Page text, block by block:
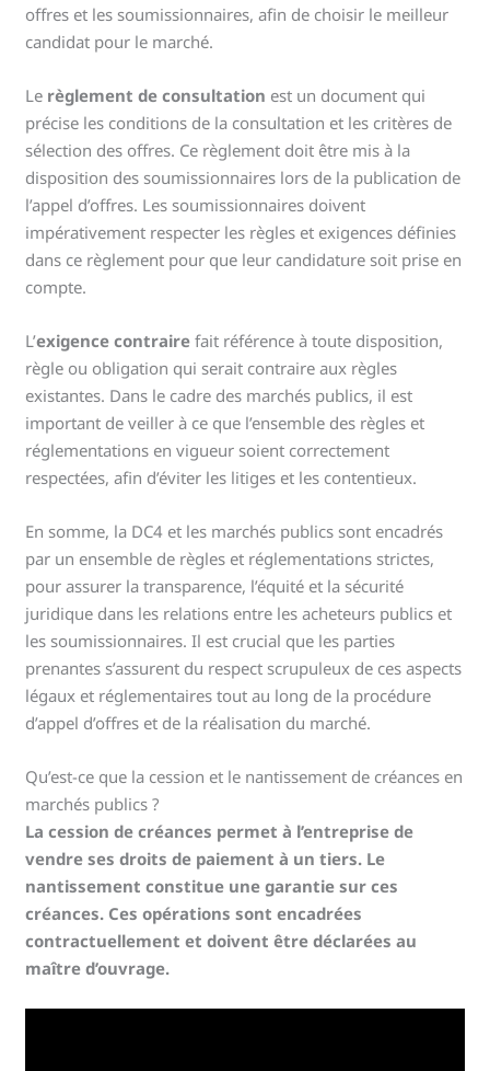
offres et les soumissionnaires, afin de choisir le meilleur
candidat pour le marché.
Le règlement de consultation est un document qui
précise les conditions de la consultation et les critères de
sélection des offres. Ce règlement doit être mis à la
disposition des soumissionnaires lors de la publication de
l’appel d’offres. Les soumissionnaires doivent
impérativement respecter les règles et exigences définies
dans ce règlement pour que leur candidature soit prise en
compte.
L’exigence contraire fait référence à toute disposition,
règle ou obligation qui serait contraire aux règles
existantes. Dans le cadre des marchés publics, il est
important de veiller à ce que l’ensemble des règles et
réglementations en vigueur soient correctement
respectées, afin d’éviter les litiges et les contentieux.
En somme, la DC4 et les marchés publics sont encadrés
par un ensemble de règles et réglementations strictes,
pour assurer la transparence, l’équité et la sécurité
juridique dans les relations entre les acheteurs publics et
les soumissionnaires. Il est crucial que les parties
prenantes s’assurent du respect scrupuleux de ces aspects
légaux et réglementaires tout au long de la procédure
d’appel d’offres et de la réalisation du marché.
Qu’est-ce que la cession et le nantissement de créances en
marchés publics ?
La cession de créances permet à l’entreprise de
vendre ses droits de paiement à un tiers. Le
nantissement constitue une garantie sur ces
créances. Ces opérations sont encadrées
contractuellement et doivent être déclarées au
maître d’ouvrage.